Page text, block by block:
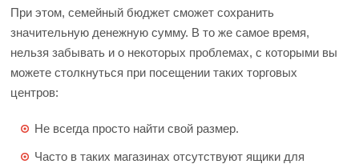
При этом, семейный бюджет сможет сохранить
значительную денежную сумму. В то же самое время,
нельзя забывать и о некоторых проблемах, с которыми вы
можете столкнуться при посещении таких торговых
центров:
Не всегда просто найти свой размер.
Часто в таких магазинах отсутствуют ящики для